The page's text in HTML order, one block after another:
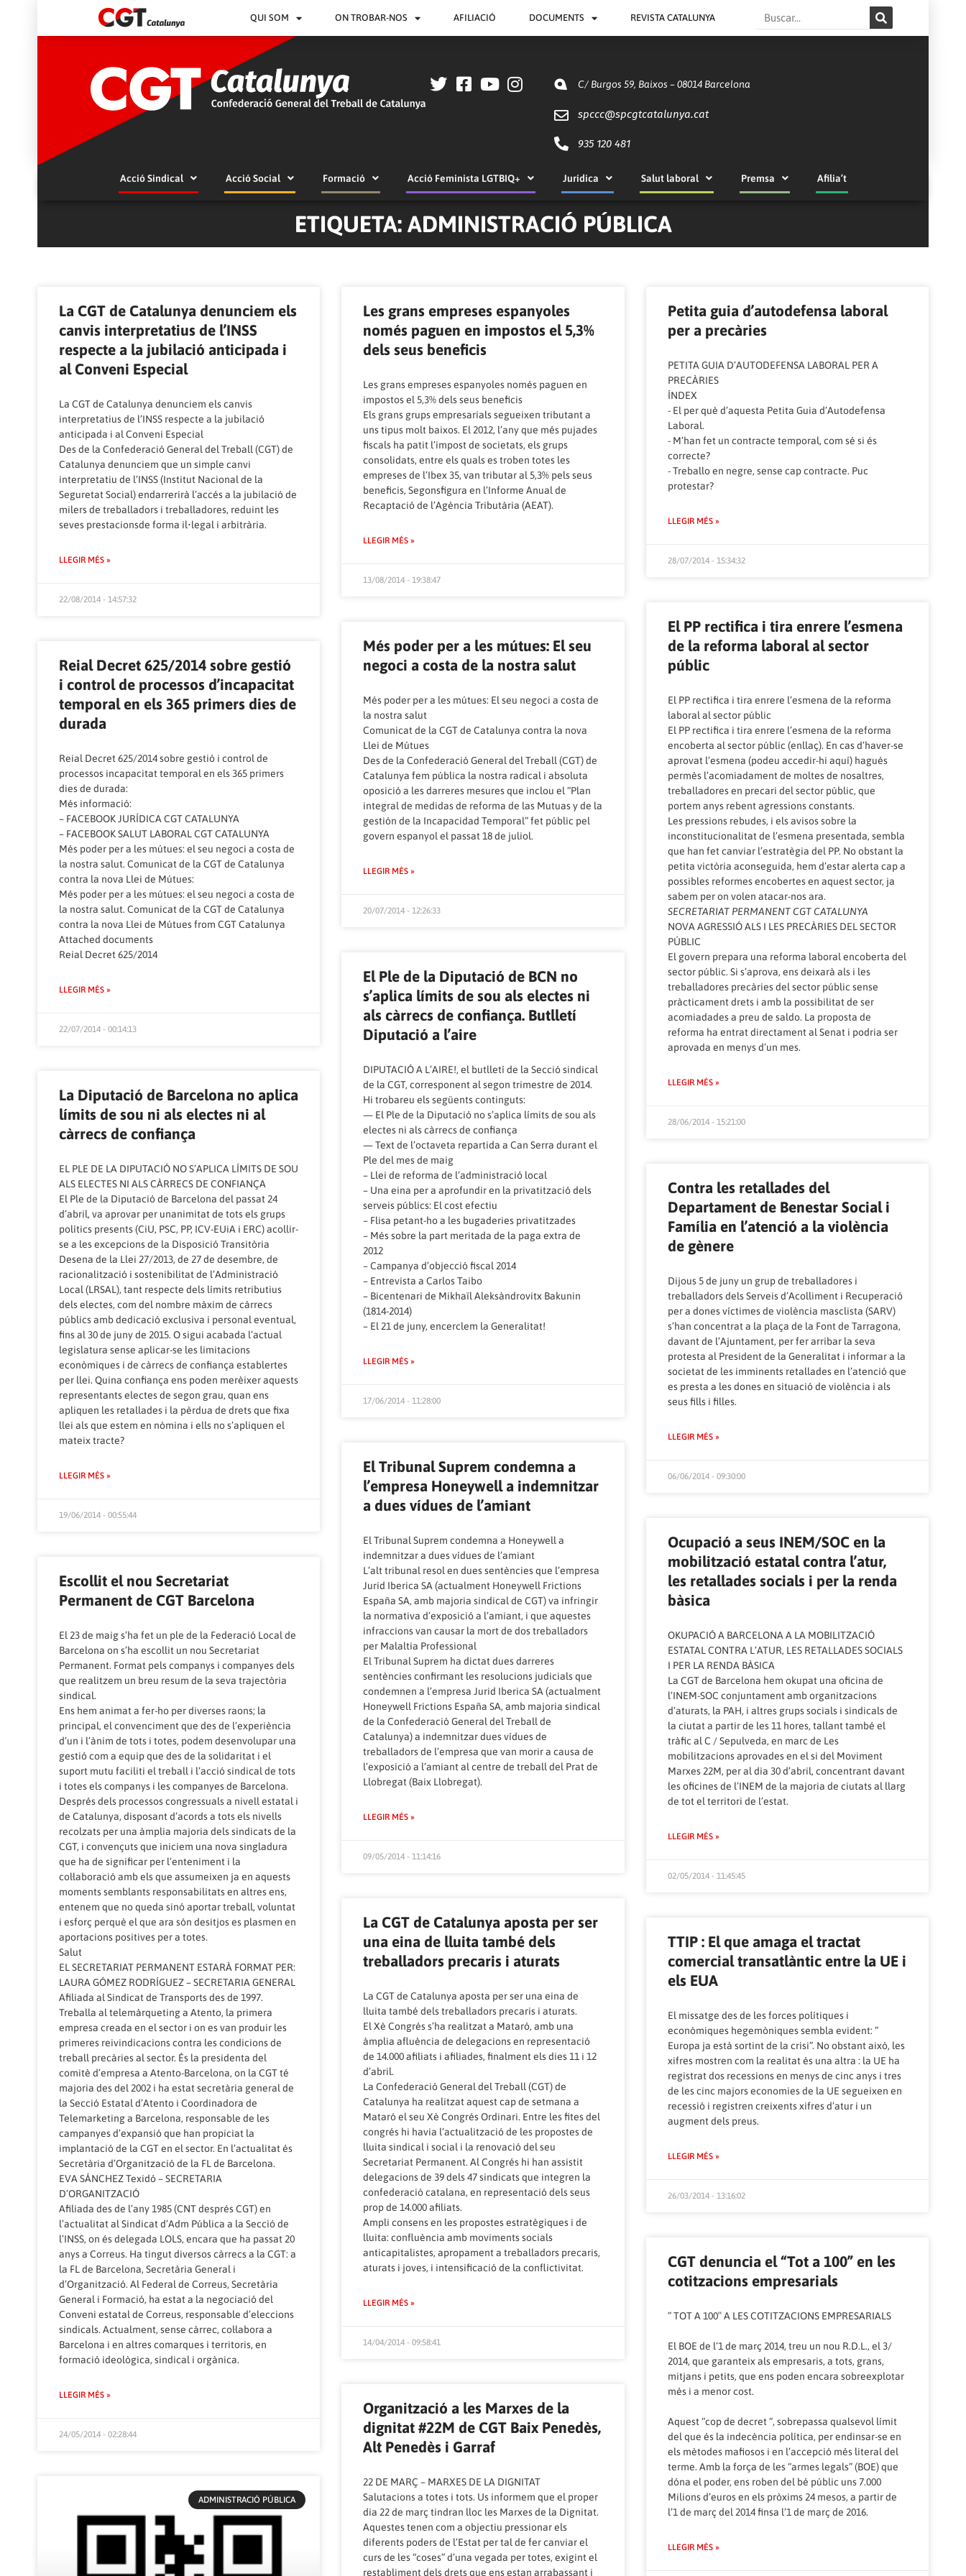
QUI SOM ON TROBAR-NOS AFILIACIÓ DOCUMENTS REVISTA CATALUNYA Search
C/ Burgos 59, Baixos – 08014 Barcelona
spccc@spcgtcatalunya.cat
935 120 481
Acció Sindical Acció Social Formació Acció Feminista LGTBIQ+ Jurídica Salut laboral Premsa Afilia’t
ETIQUETA: ADMINISTRACIÓ PÚBLICA
La CGT de Catalunya denunciem els
canvis interpretatius de l’INSS
respecte a la jubilació anticipada i
al Conveni Especial
La CGT de Catalunya denunciem els canvis
interpretatius de l’INSS respecte a la jubilació
anticipada i al Conveni Especial
Des de la Confederació General del Treball (CGT) de
Catalunya denunciem que un simple canvi
interpretatiu de l’INSS (Institut Nacional de la
Seguretat Social) endarrerirà l’accés a la jubilació de
milers de treballadors i treballadores, reduint les
seves prestacionsde forma il•legal i arbitrària.
LLEGIR MÉS »
22/08/2014 - 14:57:32
Les grans empreses espanyoles
només paguen en impostos el 5,3%
dels seus beneficis
Les grans empreses espanyoles només paguen en
impostos el 5,3% dels seus beneficis
Els grans grups empresarials segueixen tributant a
uns tipus molt baixos. El 2012, l’any que més pujades
fiscals ha patit l’impost de societats, els grups
consolidats, entre els quals es troben totes les
empreses de l’Ibex 35, van tributar al 5,3% pels seus
beneficis, Segonsfigura en l’Informe Anual de
Recaptació de l’Agència Tributària (AEAT).
LLEGIR MÉS »
13/08/2014 - 19:38:47
Petita guia d’autodefensa laboral
per a precàries
PETITA GUIA D’AUTODEFENSA LABORAL PER A
PRECÀRIES
ÍNDEX
-‎ ‏El per què d’aquesta Petita Guia d’Autodefensa
Laboral.
-‎ ‏M’han fet un contracte temporal,‭ ‬com sé si és
correcte‭?
-‎ ‏Treballo en negre,‭ ‬sense cap contracte.‭ ‬Puc
protestar‭?
LLEGIR MÉS »
28/07/2014 - 15:34:32
Reial Decret 625/2014 sobre gestió
i control de processos d’incapacitat
temporal en els 365 primers dies de
durada
Reial Decret 625/2014 sobre gestió i control de
processos incapacitat temporal en els 365 primers
dies de durada:
Més informació:
– FACEBOOK JURÍDICA CGT CATALUNYA
– FACEBOOK SALUT LABORAL CGT CATALUNYA
Més poder per a les mútues: el seu negoci a costa de
la nostra salut. Comunicat de la CGT de Catalunya
contra la nova Llei de Mútues:
Més poder per a les mútues: el seu negoci a costa de
la nostra salut. Comunicat de la CGT de Catalunya
contra la nova Llei de Mútuesfrom CGT Catalunya
Attached documents
Reial Decret 625/2014
LLEGIR MÉS »
22/07/2014 - 00:14:13
Més poder per a les mútues: El seu
negoci a costa de la nostra salut
Més poder per a les mútues: El seu negoci a costa de
la nostra salut
Comunicat de la CGT de Catalunya contra la nova
Llei de Mútues
Des de la Confederació General del Treball (CGT) de
Catalunya fem pública la nostra radical i absoluta
oposició a les darreres mesures que inclou el “Plan
integral de medidas de reforma de las Mutuas y de la
gestión de la Incapacidad Temporal” fet públic pel
govern espanyol el passat 18 de juliol.
LLEGIR MÉS »
20/07/2014 - 12:26:33
El PP rectifica i tira enrere l’esmena
de la reforma laboral al sector
públic
El PP rectifica i tira enrere l’esmena de la reforma
laboral al sector públic
El PP rectifica i tira enrere l’esmena de la reforma
encoberta al sector públic (enllaç). En cas d’haver-se
aprovat l’esmena (podeu accedir-hi aquí) hagués
permès l’acomiadament de moltes de nosaltres,
treballadores en precari del sector públic, que
portem anys rebent agressions constants.
Les pressions rebudes, i els avisos sobre la
inconstitucionalitat de l’esmena presentada, sembla
que han fet canviar l’estratègia del PP. No obstant la
petita victòria aconseguida, hem d’estar alerta cap a
possibles reformes encobertes en aquest sector, ja
sabem per on volen atacar-nos ara.
SECRETARIAT PERMANENT CGT CATALUNYA
NOVA AGRESSIÓ ALS I LES PRECÀRIES DEL SECTOR
PÚBLIC
El govern prepara una reforma laboral encoberta del
sector públic. Si s’aprova, ens deixarà als i les
treballadores precàries del sector públic sense
pràcticament drets i amb la possibilitat de ser
acomiadades a preu de saldo. La proposta de
reforma ha entrat directament al Senat i podria ser
aprovada en menys d’un mes.
LLEGIR MÉS »
28/06/2014 - 15:21:00
La Diputació de Barcelona no aplica
límits de sou ni als electes ni al
càrrecs de confiança
EL PLE DE LA DIPUTACIÓ NO S’APLICA LÍMITS DE SOU
ALS ELECTES NI ALS CÀRRECS DE CONFIANÇA
El Ple de la Diputació de Barcelona del passat 24
d’abril, va aprovar per unanimitat de tots els grups
polítics presents (CiU, PSC, PP, ICV-EUiA i ERC) acollir-
se a les excepcions de la Disposició Transitòria
Desena de la Llei 27/2013, de 27 de desembre, de
racionalització i sostenibilitat de l’Administració
Local (LRSAL), tant respecte dels límits retributius
dels electes, com del nombre màxim de càrrecs
públics amb dedicació exclusiva i personal eventual,
fins al 30 de juny de 2015. O sigui acabada l’actual
legislatura sense aplicar-se les limitacions
econòmiques i de càrrecs de confiança establertes
per llei. Quina confiança ens poden merèixer aquests
representants electes de segon grau, quan ens
apliquen les retallades i la pèrdua de drets que fixa
llei als que estem en nòmina i ells no s’apliquen el
mateix tracte?
LLEGIR MÉS »
19/06/2014 - 00:55:44
El Ple de la Diputació de BCN no
s’aplica límits de sou als electes ni
als càrrecs de confiança. Butlletí
Diputació a l’aire
DIPUTACIÓ A L’AIRE!, el butlletí de la Secció sindical
de la CGT, corresponent al segon trimestre de 2014.
Hi trobareu els següents continguts:
— El Ple de la Diputació no s’aplica límits de sou als
electes ni als càrrecs de confiança
— Text de l’octaveta repartida a Can Serra durant el
Ple del mes de maig
– Llei de reforma de l’administració local
– Una eina per a aprofundir en la privatització dels
serveis públics: El cost efectiu
– Flisa petant-ho a les bugaderies privatitzades
– Més sobre la part meritada de la paga extra de
2012
– Campanya d’objecció fiscal 2014
– Entrevista a Carlos Taibo
– Bicentenari de Mikhaïl Aleksàndrovitx Bakunin
(1814-2014)
– El 21 de juny, encerclem la Generalitat!
LLEGIR MÉS »
17/06/2014 - 11:28:00
Contra les retallades del
Departament de Benestar Social i
Família en l’atenció a la violència
de gènere
Dijous 5 de juny un grup de treballadores i
treballadors dels Serveis d’Acolliment i Recuperació
per a dones víctimes de violència masclista (SARV)
s’han concentrat a la plaça de la Font de Tarragona,
davant de l’Ajuntament, per fer arribar la seva
protesta al President de la Generalitat i informar a la
societat de les imminents retallades en l’atenció que
es presta a les dones en situació de violència i als
seus fills i filles.
LLEGIR MÉS »
06/06/2014 - 09:30:00
Escollit el nou Secretariat
Permanent de CGT Barcelona
El 23 de maig s’ha fet un ple de la Federació Local de
Barcelona on s’ha escollit un nou Secretariat
Permanent. Format pels companys i companyes dels
que realitzem un breu resum de la seva trajectòria
sindical.
Ens hem animat a fer-ho per diverses raons; la
principal, el convenciment que des de l’experiència
d’un i l’ànim de tots i totes, podem desenvolupar una
gestió com a equip que des de la solidaritat i el
suport mutu faciliti el treball i l’acció sindical de tots
i totes els companys i les companyes de Barcelona.
Després dels processos congressuals a nivell estatal i
de Catalunya, disposant d’acords a tots els nivells
recolzats per una àmplia majoria dels sindicats de la
CGT, i convençuts que iniciem una nova singladura
que ha de significar per l’enteniment i la
col·laboració amb els que assumeixen ja en aquests
moments semblants responsabilitats en altres ens,
entenem que no queda sinó aportar treball, voluntat
i esforç perquè el que ara són desitjos es plasmen en
aportacions positives per a totes.
Salut
EL SECRETARIAT PERMANENT ESTARÀ FORMAT PER:
LAURA GÓMEZ RODRÍGUEZ – SECRETARIA GENERAL
Afiliada al Sindicat de Transports des de 1997.
Treballa al telemàrqueting a Atento, la primera
empresa creada en el sector i on es van produir les
primeres reivindicacions contra les condicions de
treball precàries al sector. És la presidenta del
comitè d’empresa a Atento-Barcelona, ​​on la CGT té
majoria des del 2002 i ha estat secretària general de
la Secció Estatal d’Atento i Coordinadora de
Telemarketing a Barcelona, ​​responsable de les
campanyes d’expansió que han propiciat la
implantació de la CGT en el sector. En l’actualitat és
Secretària d’Organització de la FL de Barcelona.
EVA SÁNCHEZ Texidó – SECRETARIA
D’ORGANITZACIÓ
Afiliada des de l’any 1985 (CNT després CGT) en
l’actualitat al Sindicat d’Adm Pública a la Secció de
l’INSS, on és delegada LOLS, encara que ha passat 20
anys a Correus. Ha tingut diversos càrrecs a la CGT: a
la FL de Barcelona, ​​Secretària General i
d’Organització. Al Federal de Correus, Secretària
General i Formació, ha estat a la negociació del
Conveni estatal de Correus, responsable d’eleccions
sindicals. Actualment, sense càrrec, col·labora a
Barcelona i en altres comarques i territoris, en
formació ideològica, sindical i orgànica.
LLEGIR MÉS »
24/05/2014 - 02:28:44
El Tribunal Suprem condemna a
l’empresa Honeywell a indemnitzar
a dues vídues de l’amiant
El Tribunal Suprem condemna a Honeywell a
indemnitzar a dues vídues de l’amiant
L’alt tribunal resol en dues sentències que l’empresa
Jurid Iberica SA (actualment Honeywell Frictions
España SA, amb majoria sindical de CGT) va infringir
la normativa d’exposició a l’amiant, i que aquestes
infraccions van causar la mort de dos treballadors
per Malaltia Professional
El Tribunal Suprem ha dictat dues darreres
sentències confirmant les resolucions judicials que
condemnen a l’empresa Jurid Iberica SA (actualment
Honeywell Frictions España SA, amb majoria sindical
de la Confederació General del Treball de
Catalunya) a indemnitzar dues vídues de
treballadors de l’empresa que van morir a causa de
l’exposició a l’amiant al centre de treball del Prat de
Llobregat (Baix Llobregat).
LLEGIR MÉS »
09/05/2014 - 11:14:16
Ocupació a seus INEM/SOC en la
mobilització estatal contra l’atur,
les retallades socials i per la renda
bàsica
OKUPACIÓ A BARCELONA A LA MOBILITZACIÓ
ESTATAL CONTRA L’ATUR, LES RETALLADES SOCIALS
I PER LA RENDA BÀSICA
La CGT de Barcelona hem okupat una oficina de
l’INEM-SOC conjuntament amb organitzacions
d’aturats, la PAH, i altres grups socials i sindicals de
la ciutat a partir de les 11 hores, tallant també el
tràfic al C / Sepulveda, en marc de Les
mobilitzacions aprovades en el si del Moviment
Marxes 22M, per al dia 30 d’abril, concentrant davant
les oficines de l’INEM de la majoria de ciutats al llarg
de tot el territori de l’estat.
LLEGIR MÉS »
02/05/2014 - 11:45:45
ADMINISTRACIÓ PÚBLICA
La CGT de Catalunya aposta per ser
una eina de lluita també dels
treballadors precaris i aturats
La CGT de Catalunya aposta per ser una eina de
lluita també dels treballadors precaris i aturats.
El Xè Congrés s’ha realitzat a Mataró, amb una
àmplia afluència de delegacions en representació
de 14.000 afiliats i afiliades, finalment els dies 11 i 12
d’abril.
La Confederació General del Treball (CGT) de
Catalunya ha realitzat aquest cap de setmana a
Mataró el seu Xè Congrés Ordinari. Entre les fites del
congrés hi havia l’actualització de les propostes de
lluita sindical i social i la renovació del seu
Secretariat Permanent. Al Congrés hi han assistit
delegacions de 39 dels 47 sindicats que integren la
confederació catalana, en representació dels seus
prop de 14.000 afiliats.
Ampli consens en les propostes estratègiques i de
lluita: confluència amb moviments socials
anticapitalistes, apropament a treballadors precaris,
aturats i joves, i intensificació de la conflictivitat.
LLEGIR MÉS »
14/04/2014 - 09:58:41
TTIP : El que amaga el tractat
comercial transatlàntic entre la UE i
els EUA
El missatge des de les forces polítiques i
econòmiques hegemòniques sembla evident: ”
Europa ja està sortint de la crisi”. No obstant això, les
xifres mostren com la realitat és una altra : la UE ha
registrat dos recessions en menys de cinc anys i tres
de les cinc majors economies de la UE segueixen en
recessió i registren creixents xifres d’atur i un
augment dels preus.
LLEGIR MÉS »
26/03/2014 - 13:16:02
Organització a les Marxes de la
dignitat #22M de CGT Baix Penedès,
Alt Penedès i Garraf
22 DE MARÇ – MARXES DE LA DIGNITAT
Salutacions a totes i tots. Us informem que el proper
dia 22 de març tindran lloc les Marxes de la Dignitat.
Aquestes tenen com a objectiu pressionar els
diferents poders de l’Estat per tal de fer canviar el
curs de les “coses” d’una vegada per totes, exigint el
restabliment dels drets que ens estan arrabassant i
CGT denuncia el “Tot a 100” en les
cotitzacions empresarials
” TOT A 100″ A LES COTITZACIONS EMPRESARIALS
El BOE de l’1 de març 2014, treu un nou R.D.L., el 3/
2014, que garanteix als empresaris, a tots, grans,
mitjans i petits, que ens poden encara sobreexplotar
més i a menor cost.
Aquest “cop de decret “, sobrepassa qualsevol límit
del que és la indecència política, per endinsar-se en
els mètodes mafiosos i en l’accepció més literal del
terme. Amb la força de les “armes legals” (BOE) que
dóna el poder, ens roben del bé públic uns 7.000
Milions d’euros en els pròxims 24 mesos, a partir de
l’1 de març del 2014 finsa l’1 de març de 2016.
LLEGIR MÉS »